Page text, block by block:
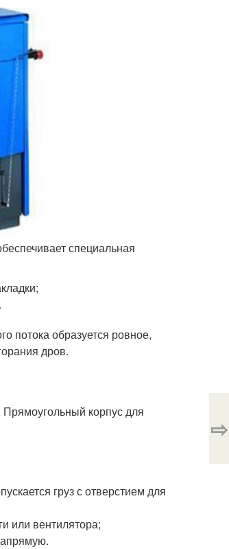
специальная
потока образуется ровное,
дров.
корпус для
груз с отверстием для
или вентилятора;
⇨